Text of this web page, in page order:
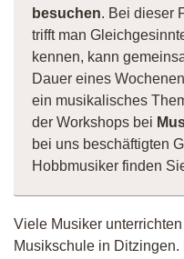
besuchen. Bei dieser
trifft man
kennen, kann
Dauer eines
ein musikalisches
der Workshops bei
bei uns beschäftigten
Hobbmusiker finden
Viele Musiker
Musikschule in